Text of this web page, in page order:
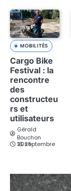
MOBILITÉS
Cargo Bike
Festival : la
rencontre
des
constructeu
rs et
utilisateurs
Gérald
Bouchon
16 septembre 2025